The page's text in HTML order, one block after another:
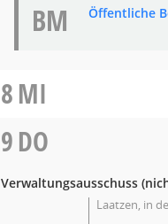
BM Öffentliche
8MI
9DO
Verwaltungsausschuss
Laatzen, in